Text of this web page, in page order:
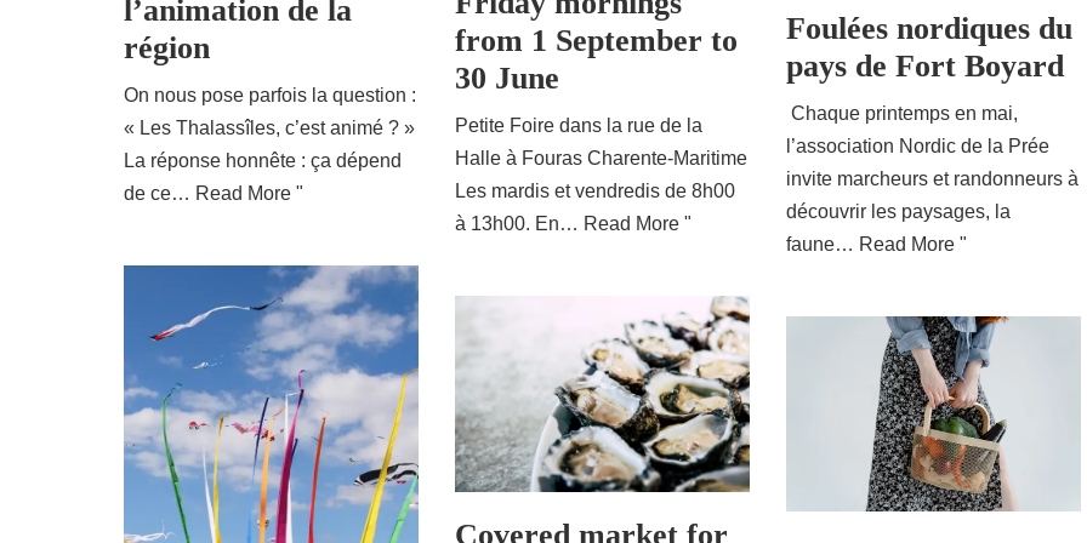
l’animation de la
région
On nous pose parfois la question :
« Les Thalassîles, c’est animé ? »
La réponse honnête : ça dépend
de ce… Read More "
from 1 September to
30 June
Petite Foire dans la rue de la
Halle à Fouras Charente-Maritime
Les mardis et vendredis de 8h00
à 13h00. En… Read More "
Foulées nordiques du
pays de Fort Boyard
​ Chaque printemps en mai,
l’association Nordic de la Prée
invite marcheurs et randonneurs à
découvrir les paysages, la
faune… Read More "
Covered market for